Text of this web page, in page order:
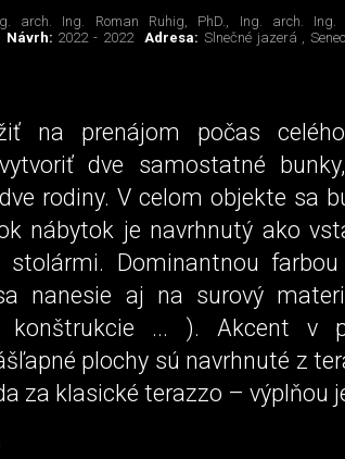
arch. Ing. Roman Ruhig, PhD., Ing. arch. Ing.
Návrh: 2022 - 2022 Adresa: Slnečné jazerá ,
na prenájom počas
dve samostatné
rodiny. V celom objekte sa
nábytok je navrhnutý ako
stolármi. Dominantnou
nanesie aj na surový
konštrukcie ... ). Akcent v
plochy sú navrhnuté z
za klasické terazzo – výplňou